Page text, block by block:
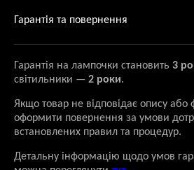
Гарантія та повернення
Гарантія на лампочки становить 3
світильники — 2 роки.
Якщо товар не відповідає опису
оформити повернення за умови
встановлених правил та процедур.
Детальну інформацію щодо умов